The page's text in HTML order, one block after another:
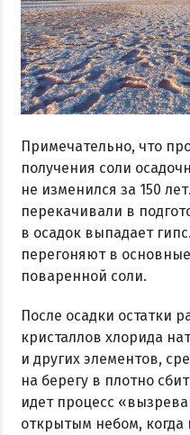
Примечательно, что
получения соли
не изменился за 150
перекачивали в
в осадок выпадает
перегоняют в
поваренной соли.
После осадки остатки
кристаллов хлорида
и других элементов,
на берегу в плотно
идет процесс
открытым небом,